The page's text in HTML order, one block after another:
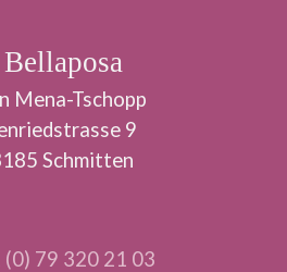
Mena-Tschopp
9
Schmitten
(0) 79 320 21 03